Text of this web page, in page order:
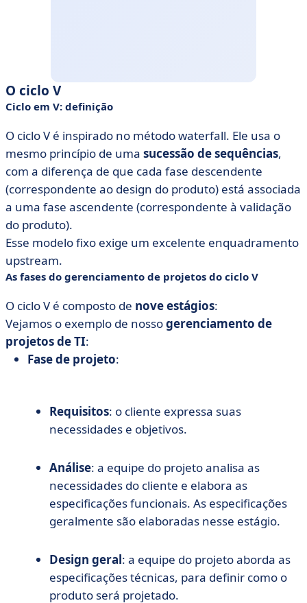
O ciclo V
Ciclo em V: definição
O ciclo V é inspirado no método waterfall. Ele usa o
mesmo princípio de uma sucessão de sequências,
com a diferença de que cada fase descendente
(correspondente ao design do produto) está associada
a uma fase ascendente (correspondente à validação
do produto).
Esse modelo fixo exige um excelente enquadramento
upstream.
As fases do gerenciamento de projetos do ciclo V
O ciclo V é composto de nove estágios:
Vejamos o exemplo de nossogerenciamento de
projetos de TI:
Fase de projeto:
Requisitos: o cliente expressa suas
necessidades e objetivos.
Análise: a equipe do projeto analisa as
necessidades do cliente e elabora as
especificações funcionais. As especificações
geralmente são elaboradas nesse estágio.
Design geral: a equipe do projeto aborda as
especificações técnicas, para definir como o
produto será projetado.